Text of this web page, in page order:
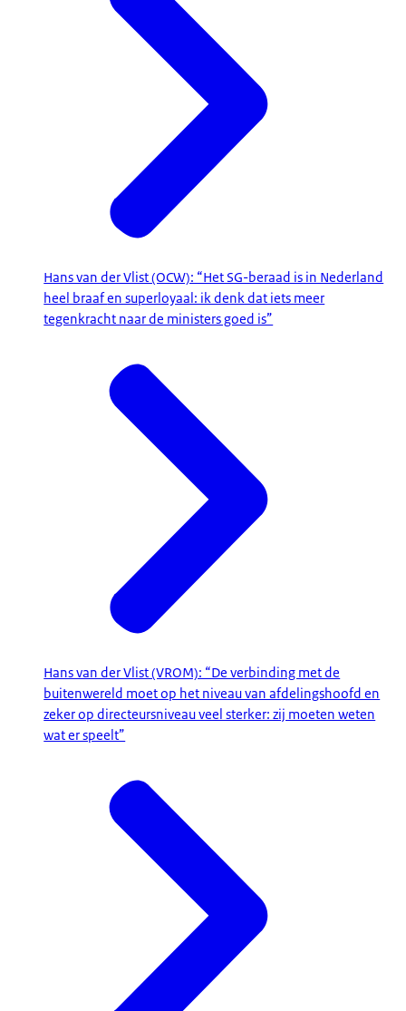
Hans van der Vlist (OCW): “Het SG-beraad is in Nederland
heel braaf en superloyaal: ik denk dat iets meer
tegenkracht naar de ministers goed is”
Hans van der Vlist (VROM): “De verbinding met de
buitenwereld moet op het niveau van afdelingshoofd en
zeker op directeursniveau veel sterker: zij moeten weten
wat er speelt”